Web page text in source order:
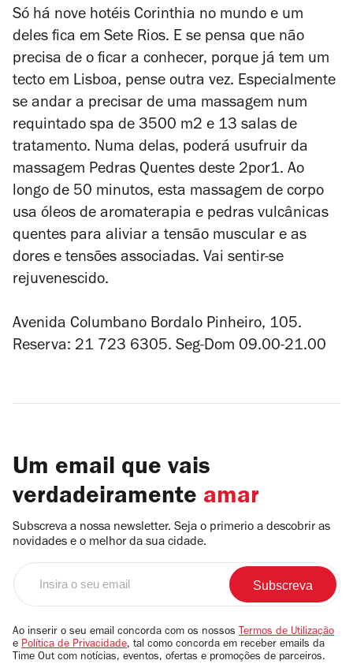
Só há nove hotéis Corinthia no mundo e um
deles fica em Sete Rios. E se pensa que não
precisa de o ficar a conhecer, porque já tem um
tecto em Lisboa, pense outra vez. Especialmente
se andar a precisar de uma massagem num
requintado spa de 3500 m2 e 13 salas de
tratamento. Numa delas, poderá usufruir da
massagem Pedras Quentes deste 2por1. Ao
longo de 50 minutos, esta massagem de corpo
usa óleos de aromaterapia e pedras vulcânicas
quentes para aliviar a tensão muscular e as
dores e tensões associadas. Vai sentir-se
rejuvenescido.
Avenida Columbano Bordalo Pinheiro, 105.
Reserva: 21 723 6305. Seg-Dom 09.00-21.00
Um email que vais
verdadeiramente amar
Subscreva a nossa newsletter. Seja o primerio a descobrir as
novidades e o melhor da sua cidade.
email
Ao inserir o seu email concorda com os nossos Termos de Utilização
e Política de Privacidade, tal como concorda em receber emails da
Time Out com notícias, eventos, ofertas e promoções de parceiros.